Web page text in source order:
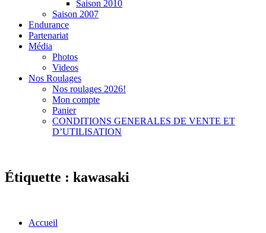
Saison 2010
Saison 2007
Endurance
Partenariat
Média
Photos
Videos
Nos Roulages
Nos roulages 2026!
Mon compte
Panier
CONDITIONS GENERALES DE VENTE ET
D’UTILISATION
Étiquette : kawasaki
Accueil